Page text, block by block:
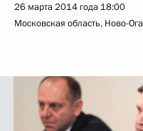
26 марта 2014 года 18:00
Московская область, Ново-